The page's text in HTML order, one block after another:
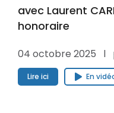
avec Laurent
honoraire
04 octobre 2025 l
Lire ici En